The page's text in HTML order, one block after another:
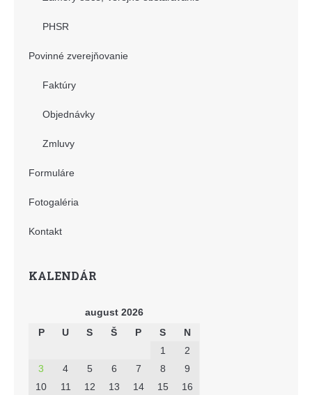
PHSR
Povinné zverejňovanie
Faktúry
Objednávky
Zmluvy
Formuláre
Fotogaléria
Kontakt
KALENDÁR
august 2026
P
U S Š P S N
1
2
3
4 5 6 7 8
9
10
11 12 13 14 15
16